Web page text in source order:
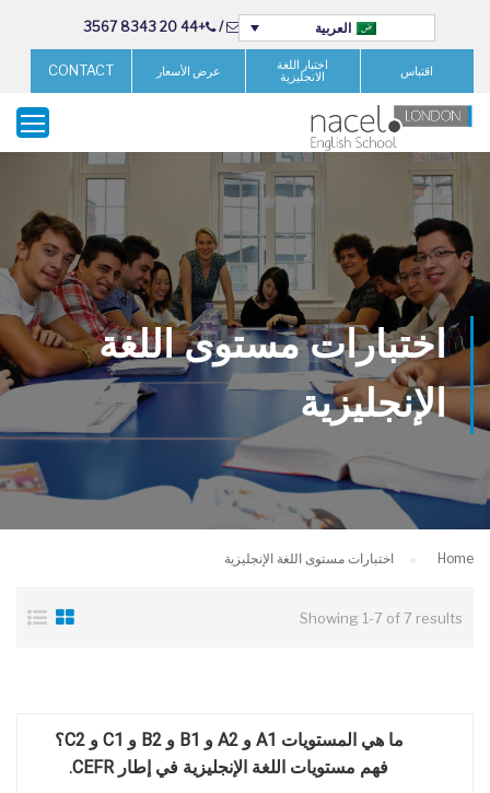
العربية /
+44 20 8343 3567
اقتباس اختبار اللغة
الانجليزية عرض الأسعار CONTACT
اختبارات مستوى اللغة
الإنجليزية
Home اختبارات مستوى اللغة الإنجليزية
Showing 1-7 of 7 results
ما هي المستويات A1 و A2 و B1 و B2 و C1 و C2؟
فهم مستويات اللغة الإنجليزية في إطار CEFR.